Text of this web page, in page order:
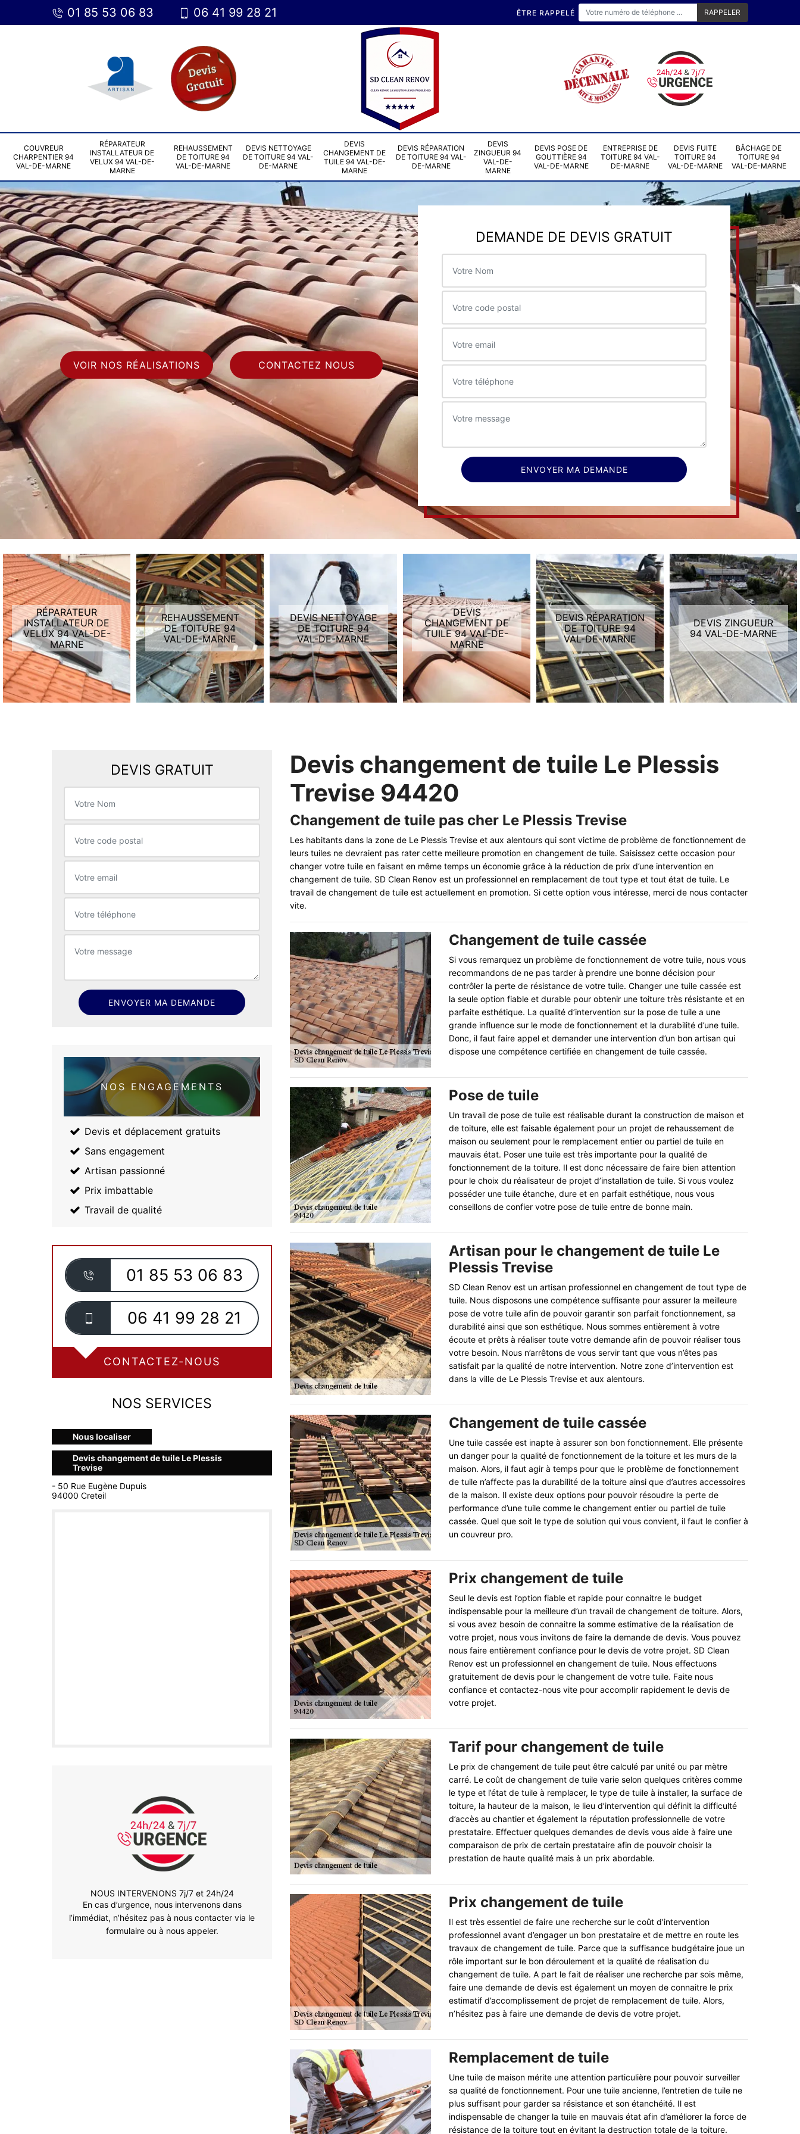
01 85 53 06 83 06 41 99 28 21 ÊTRE RAPPELÉ
COUVREUR
CHARPENTIER 94
VAL-DE-MARNE
RÉPARATEUR
INSTALLATEUR DE
VELUX 94 VAL-DE-
MARNE
REHAUSSEMENT
DE TOITURE 94
VAL-DE-MARNE
DEVIS NETTOYAGE
DE TOITURE 94 VAL-
DE-MARNE
DEVIS
CHANGEMENT DE
TUILE 94 VAL-DE-
MARNE
DEVIS RÉPARATION
DE TOITURE 94 VAL-
DE-MARNE
DEVIS
ZINGUEUR 94
VAL-DE-
MARNE
DEVIS POSE DE
GOUTTIÈRE 94
VAL-DE-MARNE
ENTREPRISE DE
TOITURE 94 VAL-
DE-MARNE
DEVIS FUITE
TOITURE 94
VAL-DE-MARNE
BÂCHAGE DE
TOITURE 94
VAL-DE-MARNE
VOIR NOS RÉALISATIONS CONTACTEZ NOUS
DEMANDE DE DEVIS GRATUIT
RÉPARATEUR
INSTALLATEUR DE
VELUX 94 VAL-DE-
MARNE
REHAUSSEMENT
DE TOITURE 94
VAL-DE-MARNE
DEVIS NETTOYAGE
DE TOITURE 94
VAL-DE-MARNE
DEVIS
CHANGEMENT DE
TUILE 94 VAL-DE-
MARNE
DEVIS RÉPARATION
DE TOITURE 94
VAL-DE-MARNE
DEVIS ZINGUEUR
94 VAL-DE-MARNE
DEVIS GRATUIT
NOS ENGAGEMENTS
Devis et déplacement gratuits
Sans engagement
Artisan passionné
Prix imbattable
Travail de qualité
01 85 53 06 83
06 41 99 28 21
CONTACTEZ-NOUS
NOS SERVICES
Nous localiser
Devis changement de tuile Le Plessis
Trevise
- 50 Rue Eugène Dupuis
94000 Creteil
NOUS INTERVENONS 7j/7 et 24h/24
En cas d’urgence, nous intervenons dans
l’immédiat, n’hésitez pas à nous contacter via le
formulaire ou à nous appeler.
Devis changement de tuile Le Plessis
Trevise 94420
Changement de tuile pas cher Le Plessis Trevise
Les habitants dans la zone de Le Plessis Trevise et aux alentours qui sont victime de problème de fonctionnement de
leurs tuiles ne devraient pas rater cette meilleure promotion en changement de tuile. Saisissez cette occasion pour
changer votre tuile en faisant en même temps un économie grâce à la réduction de prix d’une intervention en
changement de tuile. SD Clean Renov est un professionnel en remplacement de tout type et tout état de tuile. Le
travail de changement de tuile est actuellement en promotion. Si cette option vous intéresse, merci de nous contacter
vite.
Changement de tuile cassée
Si vous remarquez un problème de fonctionnement de votre tuile, nous vous
recommandons de ne pas tarder à prendre une bonne décision pour
contrôler la perte de résistance de votre tuile. Changer une tuile cassée est
la seule option fiable et durable pour obtenir une toiture très résistante et en
parfaite esthétique. La qualité d’intervention sur la pose de tuile a une
grande influence sur le mode de fonctionnement et la durabilité d’une tuile.
Donc, il faut faire appel et demander une intervention d’un bon artisan qui
dispose une compétence certifiée en changement de tuile cassée.
Pose de tuile
Un travail de pose de tuile est réalisable durant la construction de maison et
de toiture, elle est faisable également pour un projet de rehaussement de
maison ou seulement pour le remplacement entier ou partiel de tuile en
mauvais état. Poser une tuile est très importante pour la qualité de
fonctionnement de la toiture. Il est donc nécessaire de faire bien attention
pour le choix du réalisateur de projet d’installation de tuile. Si vous voulez
posséder une tuile étanche, dure et en parfait esthétique, nous vous
conseillons de confier votre pose de tuile entre de bonne main.
Artisan pour le changement de tuile Le
Plessis Trevise
SD Clean Renov est un artisan professionnel en changement de tout type de
tuile. Nous disposons une compétence suffisante pour assurer la meilleure
pose de votre tuile afin de pouvoir garantir son parfait fonctionnement, sa
durabilité ainsi que son esthétique. Nous sommes entièrement à votre
écoute et prêts à réaliser toute votre demande afin de pouvoir réaliser tous
votre besoin. Nous n’arrêtons de vous servir tant que vous n’êtes pas
satisfait par la qualité de notre intervention. Notre zone d’intervention est
dans la ville de Le Plessis Trevise et aux alentours.
Changement de tuile cassée
Une tuile cassée est inapte à assurer son bon fonctionnement. Elle présente
un danger pour la qualité de fonctionnement de la toiture et les murs de la
maison. Alors, il faut agir à temps pour que le problème de fonctionnement
de tuile n’affecte pas la durabilité de la toiture ainsi que d’autres accessoires
de la maison. Il existe deux options pour pouvoir résoudre la perte de
performance d’une tuile comme le changement entier ou partiel de tuile
cassée. Quel que soit le type de solution qui vous convient, il faut le confier à
un couvreur pro.
Prix changement de tuile
Seul le devis est l’option fiable et rapide pour connaitre le budget
indispensable pour la meilleure d’un travail de changement de toiture. Alors,
si vous avez besoin de connaitre la somme estimative de la réalisation de
votre projet, nous vous invitons de faire la demande de devis. Vous pouvez
nous faire entièrement confiance pour le devis de votre projet. SD Clean
Renov est un professionnel en changement de tuile. Nous effectuons
gratuitement de devis pour le changement de votre tuile. Faite nous
confiance et contactez-nous vite pour accomplir rapidement le devis de
votre projet.
Tarif pour changement de tuile
Le prix de changement de tuile peut être calculé par unité ou par mètre
carré. Le coût de changement de tuile varie selon quelques critères comme
le type et l’état de tuile à remplacer, le type de tuile à installer, la surface de
toiture, la hauteur de la maison, le lieu d’intervention qui définit la difficulté
d’accès au chantier et également la réputation professionnelle de votre
prestataire. Effectuer quelques demandes de devis vous aide à faire une
comparaison de prix de certain prestataire afin de pouvoir choisir la
prestation de haute qualité mais à un prix abordable.
Prix changement de tuile
Il est très essentiel de faire une recherche sur le coût d’intervention
professionnel avant d’engager un bon prestataire et de mettre en route les
travaux de changement de tuile. Parce que la suffisance budgétaire joue un
rôle important sur le bon déroulement et la qualité de réalisation du
changement de tuile. A part le fait de réaliser une recherche par sois même,
faire une demande de devis est également un moyen de connaitre le prix
estimatif d’accomplissement de projet de remplacement de tuile. Alors,
n’hésitez pas à faire une demande de devis de votre projet.
Remplacement de tuile
Une tuile de maison mérite une attention particulière pour pouvoir surveiller
sa qualité de fonctionnement. Pour une tuile ancienne, l’entretien de tuile ne
plus suffisant pour garder sa résistance et son étanchéité. Il est
indispensable de changer la tuile en mauvais état afin d’améliorer la force de
résistance de la toiture tout en évitant la destruction totale de la toiture.